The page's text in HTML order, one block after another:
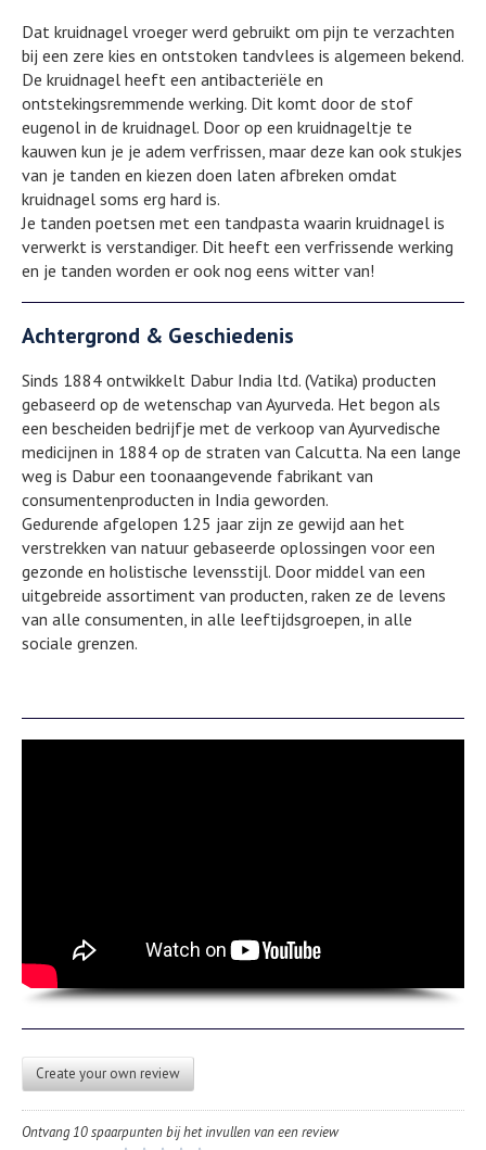
Dat kruidnagel vroeger werd gebruikt om pijn te verzachten
bij een zere kies en ontstoken tandvlees is algemeen bekend.
De kruidnagel heeft een antibacteriële en
ontstekingsremmende werking. Dit komt door de stof
eugenol in de kruidnagel. Door op een kruidnageltje te
kauwen kun je je adem verfrissen, maar deze kan ook stukjes
van je tanden en kiezen doen laten afbreken omdat
kruidnagel soms erg hard is.
Je tanden poetsen met een tandpasta waarin kruidnagel is
verwerkt is verstandiger. Dit heeft een verfrissende werking
en je tanden worden er ook nog eens witter van!
Achtergrond & Geschiedenis
Sinds 1884 ontwikkelt Dabur India ltd. (Vatika) producten
gebaseerd op de wetenschap van Ayurveda. Het begon als
een bescheiden bedrijfje met de verkoop van Ayurvedische
medicijnen in 1884 op de straten van Calcutta. Na een lange
weg is Dabur een toonaangevende fabrikant van
consumentenproducten in India geworden.
Gedurende afgelopen 125 jaar zijn ze gewijd aan het
verstrekken van natuur gebaseerde oplossingen voor een
gezonde en holistische levensstijl. Door middel van een
uitgebreide assortiment van producten, raken ze de levens
van alle consumenten, in alle leeftijdsgroepen, in alle
sociale grenzen.
Create your own review
Ontvang 10 spaarpunten bij het invullen van een review